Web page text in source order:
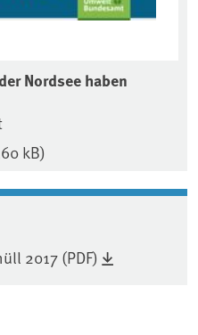
Nordsee haben
kB)
2017 (PDF)